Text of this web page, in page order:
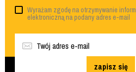
Wyrażam zgodę na otrzymywanie
elektroniczną na podany adres e-mail
zapisz się